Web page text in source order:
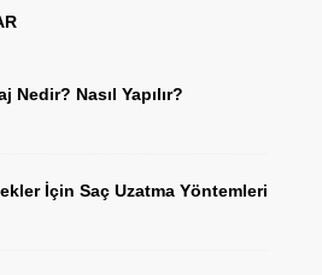
Nedir? Nasıl Yapılır?
İçin Saç Uzatma Yöntemleri